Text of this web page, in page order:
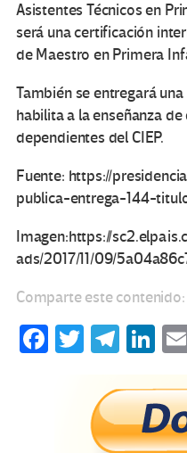
Asistentes Técnicos en
será una certificación
de Maestro en Primera
También se entregará
habilita a la enseñanza
dependientes del CIEP.
Fuente: https://
publica-entrega-144-
Imagen:https://
ads/2017/11/09/
Comparte este contenido:
Fa T
tt
er
Te
gr
a
Li
ke
dI